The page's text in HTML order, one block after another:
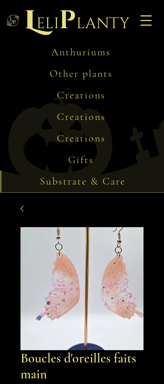
Leliplanty
Anthuriums
Other plants
Creations
Creations
Creations
Gifts
Substrate & Care
Boucles d'oreilles faits
main